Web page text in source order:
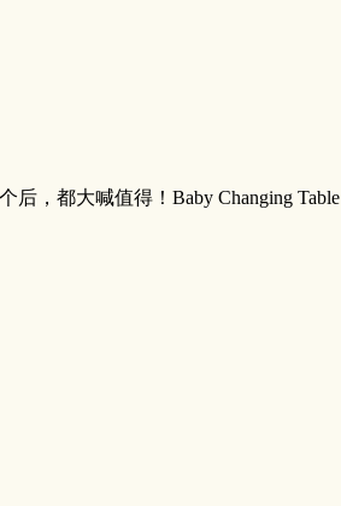
，都大喊值得！Baby Changing Table